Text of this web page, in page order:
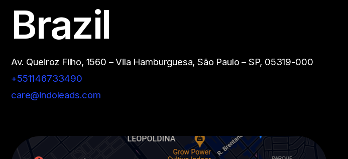
Brazil
Av. Queiroz Filho, 1560 – Vila Hamburguesa, São Paulo – SP, 05319-000
+551146733490
care@indoleads.com